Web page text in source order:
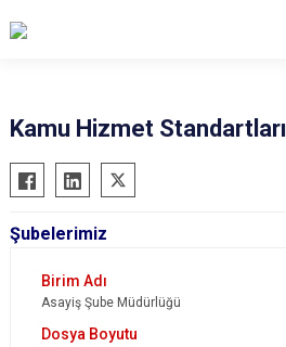
Kamu Hizmet Standartları
Şubelerimiz
Asayiş Şube Müdürlüğü